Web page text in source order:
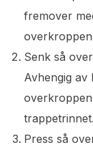
fremover
overkroppen
Senk så
Avhengig
trappetrinnet.
Press så